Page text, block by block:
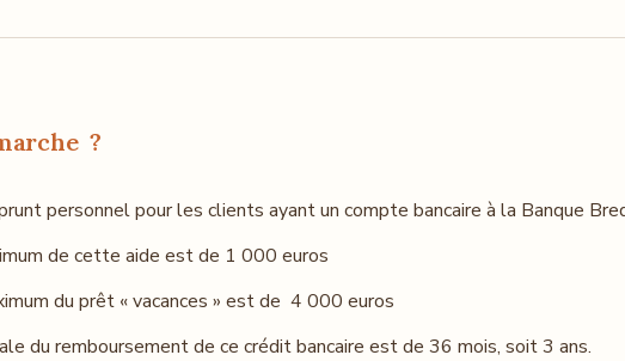
?
personnel pour les clients ayant un compte bancaire à la Banque
de cette aide est de 1 000 euros
du prêt « vacances » est de 4 000 euros
du remboursement de ce crédit bancaire est de 36 mois, soit 3 ans.